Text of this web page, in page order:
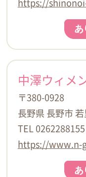
中澤ウィメ
〒380-0928
長野県 長野市
TEL 0262288155
https://www.n-